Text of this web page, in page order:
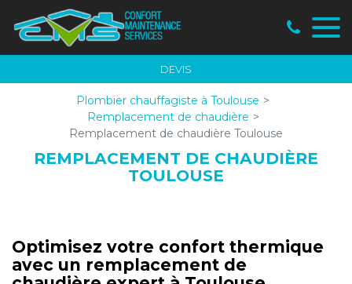
DEVIS
Plombier chauffagiste à Toulouse
Remplacement de chaudière
Remplacement de chaudière Toulouse
REMPLACEMENT DE CHAUDIÈRE
TOULOUSE
Optimisez votre confort thermique
avec un remplacement de
Panneau de gestion des cookies